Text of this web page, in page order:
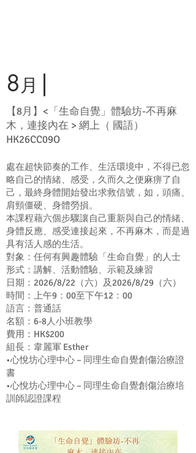
8月 |
【8月】<「生命自覺」體驗坊-不再麻
木，連接內在 > 網上（ 國語）
HK26CC09O
處在超快節奏的工作、生活環境中，不得已忽
略自己的情緒、感受，久而久之便麻痹了自
己，最終身體開始發出求救信號，如，頭痛、
肩頸僵硬、身體勞損。
本課程藉六個步驟讓自己重新與自己的情緒、
身體反應、感受連接起來，不再麻木，而是過
具有活人感的生活。
對象：任何有興趣體驗「生命自覺」的人士
形式：講解、活動體驗、示範及練習
日期：2026/8/22（六）及2026/8/29（六）
時間：上午9：00至下午12：00
語言：普通話
名額：6-8人小班教學
費用：HK$200
組長：韋麗軍 Esther
•心悅坊心理中心 – 同理生命自覺創傷治療證
書
•心悅坊心理中心 – 同理生命自覺創傷治療培
訓師認證課程